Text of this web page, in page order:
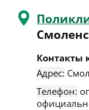
Контакты
Адрес:
Телефон: